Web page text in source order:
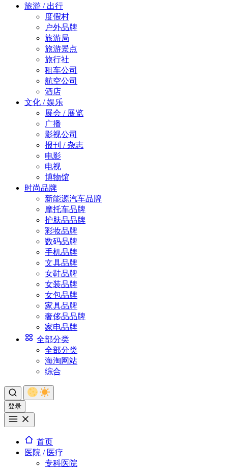
旅游 / 出行
度假村
户外品牌
旅游局
旅游景点
旅行社
租车公司
航空公司
酒店
文化 / 娱乐
展会 / 展览
广播
影视公司
报刊 / 杂志
电影
电视
博物馆
时尚品牌
新能源汽车品牌
摩托车品牌
护肤品品牌
彩妆品牌
数码品牌
手机品牌
文具品牌
女鞋品牌
女装品牌
女包品牌
家具品牌
奢侈品品牌
家电品牌
全部分类
全部分类
海淘网站
综合
登录
首页
医院 / 医疗
专科医院